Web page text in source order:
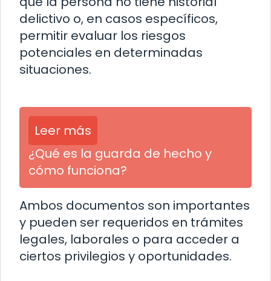
delictivo o, en casos específicos,
permitir evaluar los riesgos
potenciales en determinadas
situaciones.
Leer más
¿Qué es la guarda de hecho y
cómo funciona?
Ambos documentos son importantes
y pueden ser requeridos en trámites
legales, laborales o para acceder a
ciertos privilegios y oportunidades.